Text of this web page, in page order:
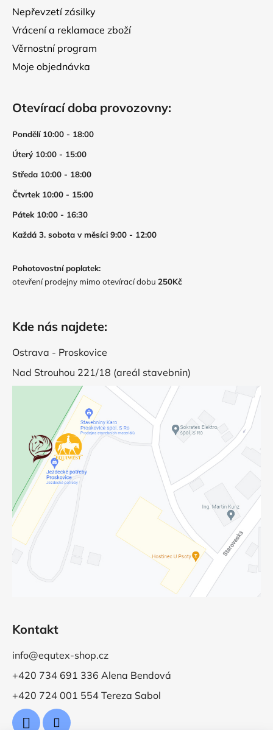
Nepřevzetí zásilky
Vrácení a reklamace zboží
Věrnostní program
Moje objednávka
Otevírací doba provozovny:
Pondělí 10:00 - 18:00
Úterý 10:00 - 15:00
Středa 10:00 - 18:00
Čtvrtek 10:00 - 15:00
Pátek 10:00 - 16:30
Každá 3. sobota v měsíci 9:00 - 12:00
Pohotovostní poplatek:
otevření prodejny mimo otevírací dobu 250Kč
Kde nás najdete:
Ostrava - Proskovice
Nad Strouhou 221/18 (areál stavebnin)
Kontakt
info@equtex-shop.cz
+420 734 691 336 Alena Bendová
+420 724 001 554 Tereza Sabol